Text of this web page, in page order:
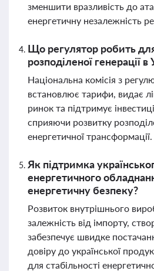
зменшити вразливість до
енергетичну незалежність
Що регулятор робить
розподіленої генерації в
Національна комісія з
встановлює тарифи, видає
ринок та підтримує
сприяючи розвитку
енергетичної трансформації.
Як підтримка
енергетичного
енергетичну безпеку?
Розвиток внутрішнього
залежність від імпорту,
забезпечує швидке
довіру до української
для стабільності